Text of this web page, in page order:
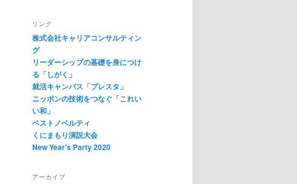
リンク
株式会社キャリアコンサルティン
グ
リーダーシップの基礎を身につけ
る「しがく」
就活キャンパス「プレスタ」
ニッポンの技術をつなぐ「これい
い和」
ベストノベルティ
くにまもり演説大会
New Year's Party 2020
アーカイブ